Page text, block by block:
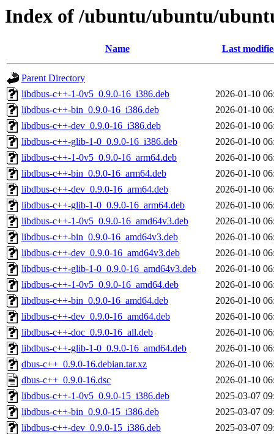
Index of /ubuntu/ubuntu/
Name Last
Parent Directory
libdbus-c++-1-0v5_0.9.0-16_i386.deb
2026-01-10
libdbus-c++-bin_0.9.0-16_i386.deb
2026-01-10
libdbus-c++-dev_0.9.0-16_i386.deb
2026-01-10
libdbus-c++-glib-1-0_0.9.0-16_i386.deb
2026-01-10
libdbus-c++-1-0v5_0.9.0-16_arm64.deb
2026-01-10
libdbus-c++-bin_0.9.0-16_arm64.deb
2026-01-10
libdbus-c++-dev_0.9.0-16_arm64.deb
2026-01-10
libdbus-c++-glib-1-0_0.9.0-16_arm64.deb
2026-01-10
libdbus-c++-1-0v5_0.9.0-16_amd64v3.deb
2026-01-10
libdbus-c++-bin_0.9.0-16_amd64v3.deb
2026-01-10
libdbus-c++-dev_0.9.0-16_amd64v3.deb
2026-01-10
libdbus-c++-glib-1-0_0.9.0-16_amd64v3.deb
2026-01-10
libdbus-c++-1-0v5_0.9.0-16_amd64.deb
2026-01-10
libdbus-c++-bin_0.9.0-16_amd64.deb
2026-01-10
libdbus-c++-dev_0.9.0-16_amd64.deb
2026-01-10
libdbus-c++-doc_0.9.0-16_all.deb
2026-01-10
libdbus-c++-glib-1-0_0.9.0-16_amd64.deb
2026-01-10
dbus-c++_0.9.0-16.debian.tar.xz
2026-01-10
dbus-c++_0.9.0-16.dsc
2026-01-10
libdbus-c++-1-0v5_0.9.0-15_i386.deb
2025-03-07
libdbus-c++-bin_0.9.0-15_i386.deb
2025-03-07
libdbus-c++-dev_0.9.0-15_i386.deb
2025-03-07